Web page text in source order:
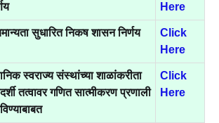
Here
सुधारित निकष शासन निर्णय
Click
Here
स्वराज्य संस्थांच्या शाळांकरीता
तत्वावर गणित सात्मीकरण प्रणाली
Click
Here